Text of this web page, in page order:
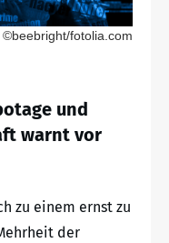
©beebright/fotolia.com
und
warnt vor
zu einem ernst zu
der